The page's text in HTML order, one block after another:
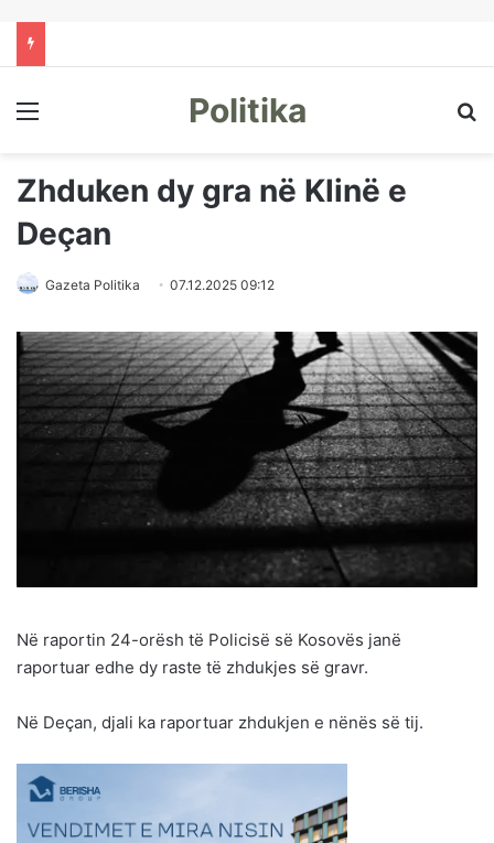
Menu Politika
Zhduken dy gra në Klinë e
Deçan
Gazeta Politika 07.12.2025 09:12
Në raportin 24-orësh të Policisë së Kosovës janë
raportuar edhe dy raste të zhdukjes së gravr.
Në Deçan, djali ka raportuar zhdukjen e nënës së tij.